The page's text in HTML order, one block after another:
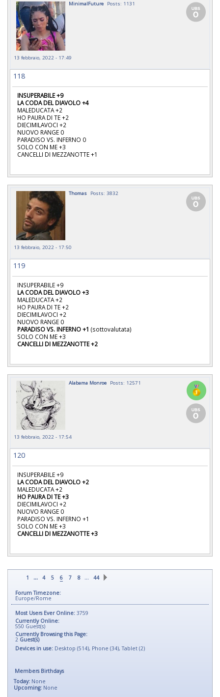
MinimalFuture Posts: 1131
13 febbraio, 2022 - 17:49
118
INSUPERABILE +9
LA CODA DEL DIAVOLO +4
MALEDUCATA +2
HO PAURA DI TE +2
DIECIMILAVOCI +2
NUOVO RANGE 0
PARADISO VS. INFERNO 0
SOLO CON ME +3
CANCELLI DI MEZZANOTTE +1
Thomas Posts: 3832
13 febbraio, 2022 - 17:50
119
INSUPERABILE +9
LA CODA DEL DIAVOLO +3
MALEDUCATA +2
HO PAURA DI TE +2
DIECIMILAVOCI +2
NUOVO RANGE 0
PARADISO VS. INFERNO +1 (sottovalutata)
SOLO CON ME +3
CANCELLI DI MEZZANOTTE +2
Alabama Monroe Posts: 12571
13 febbraio, 2022 - 17:54
120
INSUPERABILE +9
LA CODA DEL DIAVOLO +2
MALEDUCATA +2
HO PAURA DI TE +3
DIECIMILAVOCI +2
NUOVO RANGE 0
PARADISO VS. INFERNO +1
SOLO CON ME +3
CANCELLI DI MEZZANOTTE +3
1 ... 4 5 6 7 8 … 44
Forum Timezone:
Europe/Rome
Most Users Ever Online: 3759
Currently Online:
550 Guest(s)
Currently Browsing this Page:
2 Guest(s)
Devices in use: Desktop (514), Phone (34), Tablet (2)
Members Birthdays
Today: None
Upcoming: None